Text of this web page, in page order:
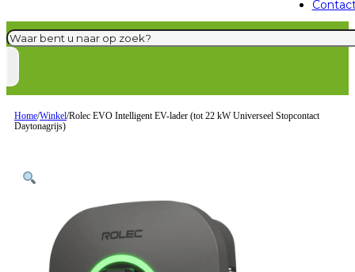
Zoeken
Home/Winkel/Rolec EVO Intelligent EV-lader (tot 22 kW Universeel Stopcontact
Daytonagrijs)